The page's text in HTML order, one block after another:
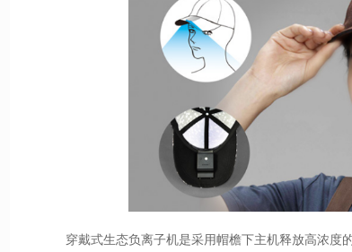
穿戴式生态负离子机是采用帽檐下主机释放高浓度